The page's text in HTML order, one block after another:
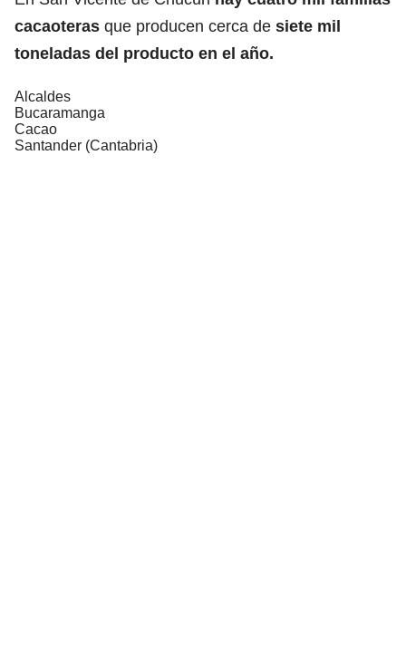
cacaoteras que producen cerca de siete mil
toneladas del producto en el año.
Alcaldes
Bucaramanga
Cacao
Santander (Cantabria)